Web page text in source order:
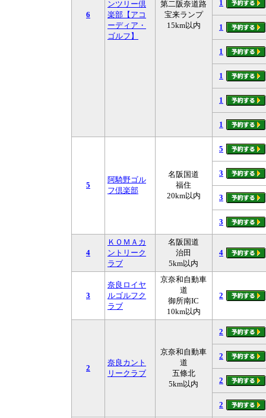
6
ンツリー倶
楽部【アコ
ーディア・
ゴルフ】
第二阪奈道路
宝来ランプ
15km以内
1
1
1
1
1
1
5
阿騎野ゴル
フ倶楽部
名阪国道
福住
20km以内
5
3
3
3
4
ＫＯＭＡカ
ントリーク
ラブ
名阪国道
治田
5km以内
4
3
奈良ロイヤ
ルゴルフク
ラブ
京奈和自動車
道
御所南IC
10km以内
2
2
奈良カント
リークラブ
京奈和自動車
道
五條北
5km以内
2
2
2
2